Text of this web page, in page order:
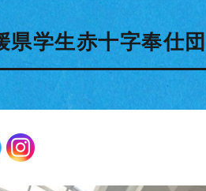
県学生赤十字奉仕団